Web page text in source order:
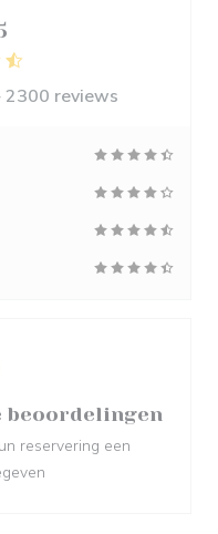
2300 reviews
beoordelingen
reservering een